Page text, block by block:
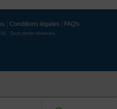
Conditions légales FAQ's
Tous droits réservés.